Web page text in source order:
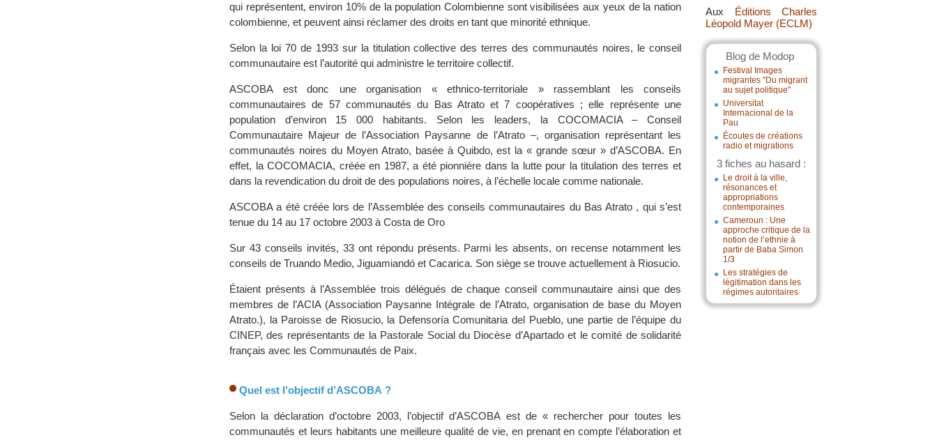
Aux Éditions Charles
Léopold Mayer (ECLM)
Blog de Modop
Festival Images
migrantes "Du migrant
au sujet politique"
Universitat
Internacional de la
Pau
Écoutes de créations
radio et migrations
3 fiches au hasard :
Le droit à la ville,
résonances et
appropriations
contemporaines
Cameroun : Une
approche critique de la
notion de l’ethnie à
partir de Baba Simon
1/3
Les stratégies de
légitimation dans les
régimes autoritaires
qui représentent, environ 10% de la population Colombienne sont visibilisées aux yeux de la nation
colombienne, et peuvent ainsi réclamer des droits en tant que minorité ethnique.
Selon la loi 70 de 1993 sur la titulation collective des terres des communautés noires, le conseil
communautaire est l’autorité qui administre le territoire collectif.
ASCOBA est donc une organisation « ethnico-territoriale » rassemblant les conseils
communautaires de 57 communautés du Bas Atrato et 7 coopératives ; elle représente une
population d’environ 15 000 habitants. Selon les leaders, la COCOMACIA – Conseil
Communautaire Majeur de l’Association Paysanne de l’Atrato –, organisation représentant les
communautés noires du Moyen Atrato, basée à Quibdo, est la « grande sœur » d’ASCOBA. En
effet, la COCOMACIA, créée en 1987, a été pionnière dans la lutte pour la titulation des terres et
dans la revendication du droit de des populations noires, à l’échelle locale comme nationale.
ASCOBA a été créée lors de l’Assemblée des conseils communautaires du Bas Atrato , qui s’est
tenue du 14 au 17 octobre 2003 à Costa de Oro
Sur 43 conseils invités, 33 ont répondu présents. Parmi les absents, on recense notamment les
conseils de Truando Medio, Jiguamiandó et Cacarica. Son siège se trouve actuellement à Riosucio.
Étaient présents à l’Assemblée trois délégués de chaque conseil communautaire ainsi que des
membres de l’ACIA (Association Paysanne Intégrale de l’Atrato, organisation de base du Moyen
Atrato.), la Paroisse de Riosucio, la Defensoría Comunitaria del Pueblo, une partie de l’équipe du
CINEP, des représentants de la Pastorale Social du Diocèse d’Apartado et le comité de solidarité
français avec les Communautés de Paix.
Quel est l’objectif d’ASCOBA ?
Selon la déclaration d’octobre 2003, l’objectif d’ASCOBA est de « rechercher pour toutes les
communautés et leurs habitants une meilleure qualité de vie, en prenant en compte l’élaboration et